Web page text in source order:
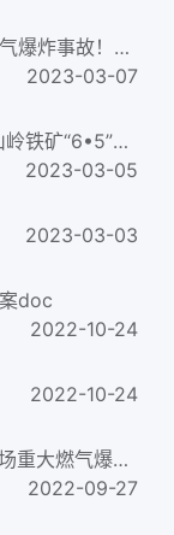
【视频】事故警示教育片：这样预防燃气爆炸事故！zip
2023-03-07
【视频】12人死亡2018年辽宁本溪思山岭铁矿“6•5”重大炸药爆炸事故警示片docx
2023-03-05
2023-03-03
doc
2022-10-24
2022-10-24
【视频】26死138伤！湖北十堰集贸市场重大燃气爆炸事故警示录zip
2022-09-27